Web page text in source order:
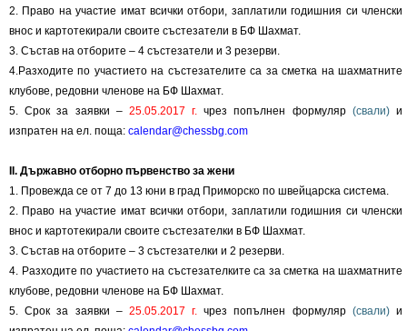
2. Право на участие имат всички отбори, заплатили годишния си членски
внос и картотекирали своите състезатели в БФ Шахмат.
3. Състав на отборите – 4 състезатели и 3 резерви.
4.Разходите по участието на състезателите са за сметка на шахматните
клубове, редовни членове на БФ Шахмат.
5. Срок за заявки – 25.05.2017 г. чрез попълнен формуляр (свали)и
изпратен на ел. поща: calendar@chessbg.com
II. Държавно отборно първенство за жени
1. Провежда се от 7 до 13 юни в град Приморско по швейцарска система.
2. Право на участие имат всички отбори, заплатили годишния си членски
внос и картотекирали своите състезателки в БФ Шахмат.
3. Състав на отборите – 3 състезателки и 2 резерви.
4. Разходите по участието на състезателките са за сметка на шахматните
клубове, редовни членове на БФ Шахмат.
5. Срок за заявки – 25.05.2017 г. чрез попълнен формуляр (свали)и